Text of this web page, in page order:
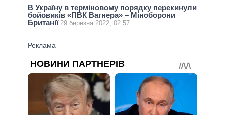
В Україну в терміновому порядку перекинули
бойовиків «ПВК Вагнера» – Міноборони
Британії 29 березня 2022, 02:57